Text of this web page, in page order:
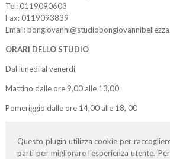
Tel:0119090603
Fax:0119093839
Email:
ORARI DELLO STUDIO
Dal lunedi al venerdi
Mattino dalle ore 9,00 alle 13,00
Pomeriggio dalle ore 14,00 alle 18, 00
Questo plugin utilizza cookie per
parti per migliorare l'esperienza utente.